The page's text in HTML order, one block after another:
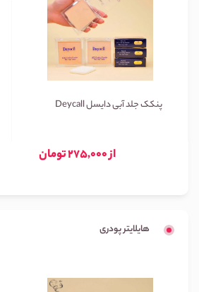
پنکک جلد آبی دایسل Deycall
از 275,000 تومان
هایلایتر پودری